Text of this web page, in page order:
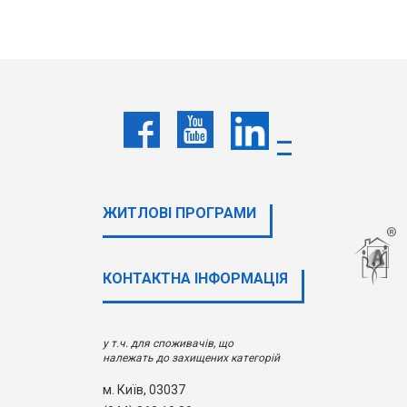
ЖИТЛОВІ ПРОГРАМИ
КОНТАКТНА ІНФОРМАЦІЯ
у т.ч. для споживачів, що
належать до захищених категорій
м. Київ, 03037